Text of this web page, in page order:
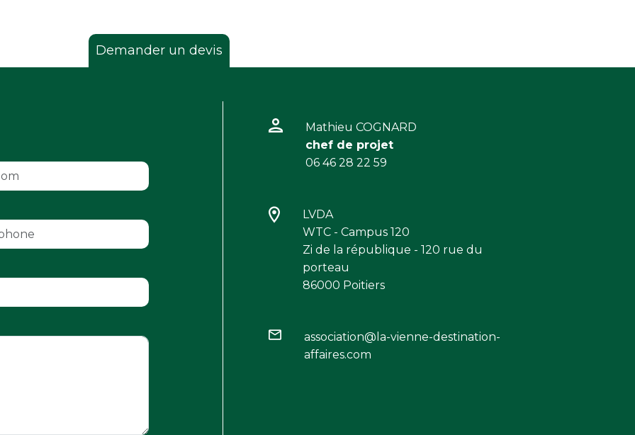
Demander un devis
Mathieu COGNARD
chef de projet
06 46 28 22 59
LVDA
WTC - Campus 120
Zi de la république - 120 rue du
porteau
86000 Poitiers
association@la-vienne-destination-
affaires.com